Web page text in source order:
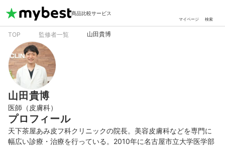
商品比較サービス
マイページ 検索
TOP 監修者一覧 山田貴博
山田貴博
医師（皮膚科）
プロフィール
天下茶屋あみ皮フ科クリニックの院長。美容皮膚科などを専門に
幅広い診療・治療を行っている。2010年に名古屋市立大学医学部